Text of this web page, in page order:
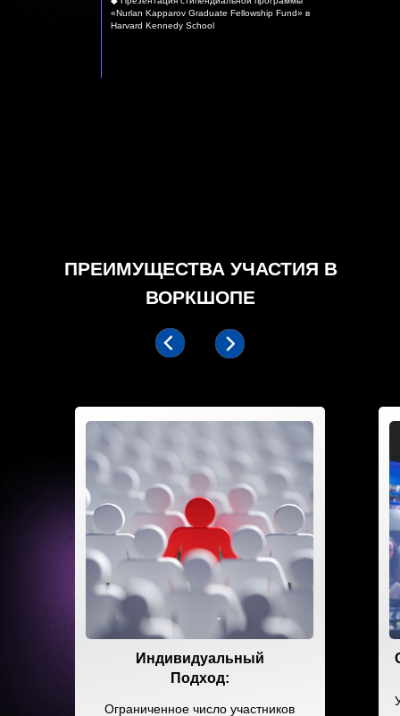
«Nurlan Kapparov Graduate Fellowship Fund» в
Harvard Kennedy School
ПРЕИМУЩЕСТВА УЧАСТИЯ В
ВОРКШОПЕ
Индивидуальный
Подход:
Ограниченное число участников